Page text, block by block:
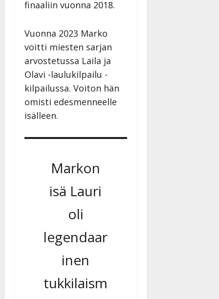
finaaliin vuonna 2018.
Vuonna 2023 Marko
voitti miesten sarjan
arvostetussa Laila ja
Olavi -laulukilpailu -
kilpailussa. Voiton hän
omisti edesmenneelle
isälleen.
Markon
isä Lauri
oli
legendaar
inen
tukkilaism